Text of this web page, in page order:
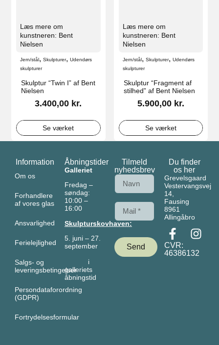
Læs mere om
kunstneren: Bent
Nielsen
Jern/stål,Skulpturer,Udendørs
skulpturer
Skulptur “Twin I” af Bent
Nielsen
3.400,00 kr.
Se værket
Læs mere om
kunstneren: Bent
Nielsen
Jern/stål, Skulpturer, Udendørs
skulpturer
Skulptur “Fragment af
stilhed” af Bent Nielsen
5.900,00 kr.
Se værket
Information
Om os
Forhandlere
af vores glas
Ansvarlighed
Ferielejlighed
Salgs- og
leveringsbetingelser
Persondataforordning
(GDPR)
Fortrydelsesformular
Åbningstider
Galleriet
Fredag –
søndag:
10:00 –
16:00
Skulpturskovhaven:
5. juni – 27.
september
i
galleriets
åbningstid
Tilmeld
nyhedsbrev
Send
Du finder
os her
Grevelsgaard
Vestervangsvej
14,
Fausing
8961
Allingåbro
CVR:
46386132